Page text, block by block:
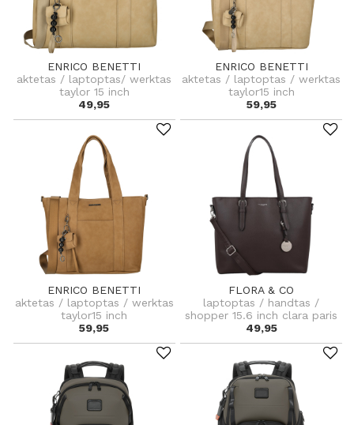
ENRICO BENETTI
aktetas / laptoptas/ werktas
taylor 15 inch
49,95
ENRICO BENETTI
aktetas / laptoptas / werktas
taylor15 inch
59,95
ENRICO BENETTI
aktetas / laptoptas / werktas
taylor15 inch
59,95
FLORA & CO
laptoptas / handtas /
shopper 15.6 inch clara paris
49,95